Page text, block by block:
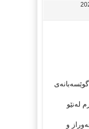
لەنێو
و